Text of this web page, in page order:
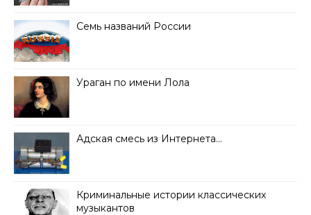
Семь названий России
Ураган по имени Лола
Адская смесь из Интернета…
Криминальные истории классических
музыкантов